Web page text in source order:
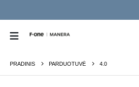
PRADINIS PARDUOTUVĖ 4.0